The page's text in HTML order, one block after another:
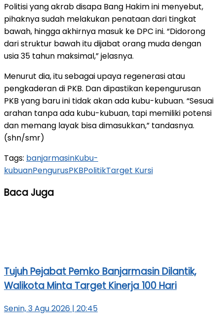
Politisi yang akrab disapa Bang Hakim ini menyebut,
pihaknya sudah melakukan penataan dari tingkat
bawah, hingga akhirnya masuk ke DPC ini. “Didorong
dari struktur bawah itu dijabat orang muda dengan
usia 35 tahun maksimal,” jelasnya.
Menurut dia, itu sebagai upaya regenerasi atau
pengkaderan di PKB. Dan dipastikan kepengurusan
PKB yang baru ini tidak akan ada kubu-kubuan. “Sesuai
arahan tanpa ada kubu-kubuan, tapi memiliki potensi
dan memang layak bisa dimasukkan,” tandasnya.
(shn/smr)
Tags: banjarmasinKubu-
kubuanPengurusPKBPolitikTarget Kursi
Baca Juga
Tujuh Pejabat Pemko Banjarmasin Dilantik,
Walikota Minta Target Kinerja 100 Hari
Senin, 3 Agu 2026 | 20:45